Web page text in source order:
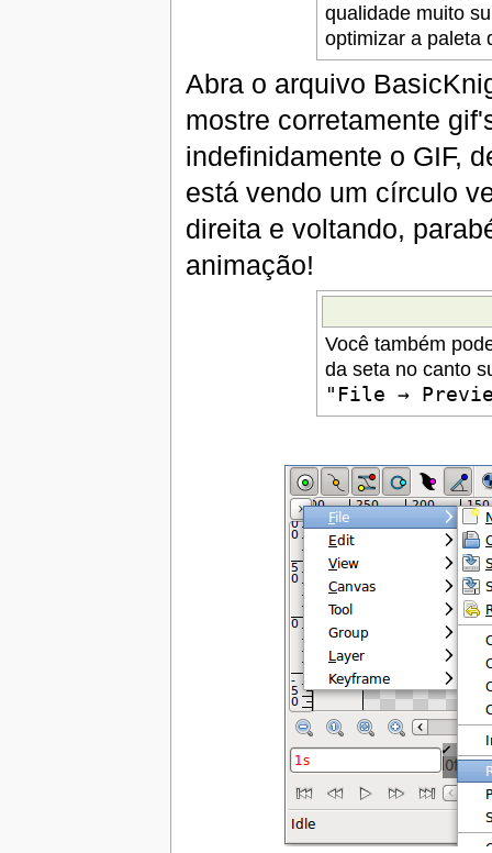
qualidade muito
optimizar a paleta
Abra o arquivo
mostre corretamente
indefinidamente o GIF,
está vendo um círculo
direita e voltando,
animação!
Você também
da seta no canto
"File →